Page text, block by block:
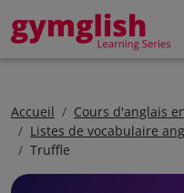
Accueil
Cours d'anglais
Listes de vocabulaire
Truffle